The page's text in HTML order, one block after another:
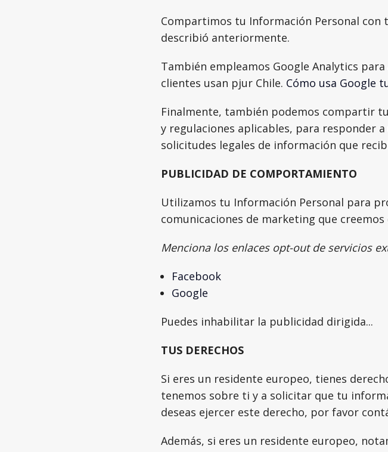
Compartimos tu Información Personal con
describió anteriormente.
También empleamos Google Analytics
clientes usan pjur Chile. Cómo usa Google
Finalmente, también podemos compartir
y regulaciones aplicables, para responder
solicitudes legales de información que
PUBLICIDAD DE COMPORTAMIENTO
Utilizamos tu Información Personal para
comunicaciones de marketing que
Menciona los enlaces opt-out de servicios
Facebook
Google
Puedes inhabilitar la publicidad dirigida...
TUS DERECHOS
Si eres un residente europeo, tienes
tenemos sobre ti y a solicitar que tu
deseas ejercer este derecho, por favor
Además, si eres un residente europeo,